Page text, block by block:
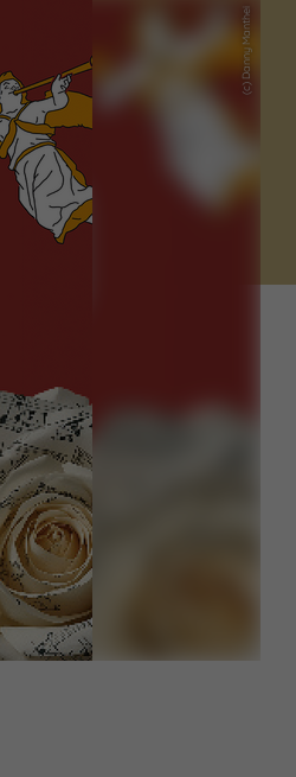
(c) Danny Manthei